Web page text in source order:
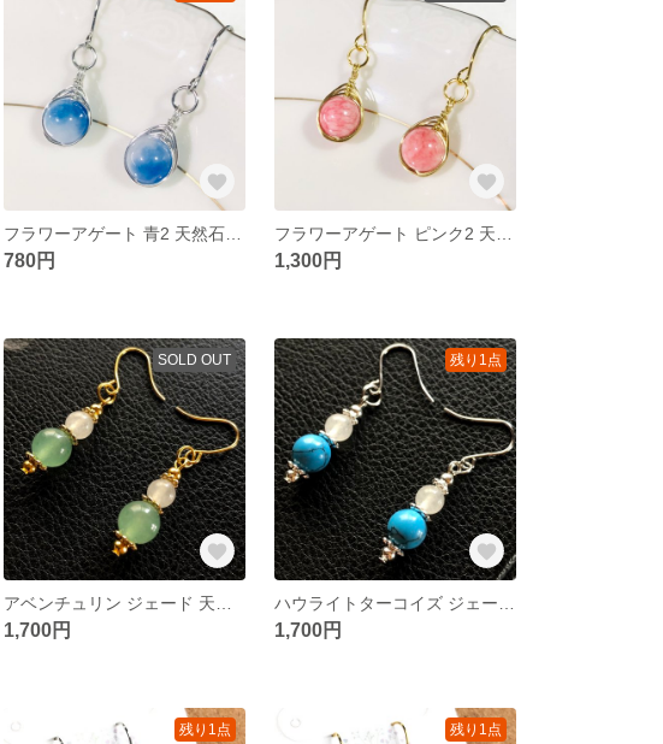
780円 1,300円
SOLD OUT
1,700円
残り1点
1,700円
残り1点 残り1点